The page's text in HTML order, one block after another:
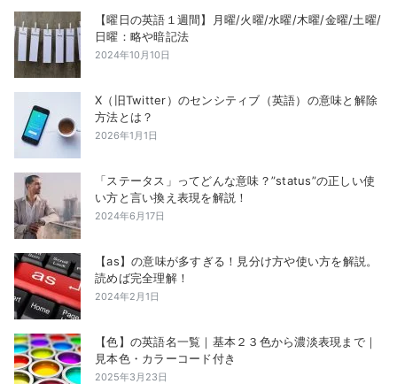
【曜日の英語１週間】月曜/火曜/水曜/木曜/金曜/土曜/
日曜：略や暗記法
2024年10月10日
X（旧Twitter）のセンシティブ（英語）の意味と解除
方法とは？
2026年1月1日
「ステータス」ってどんな意味？”status”の正しい使
い方と言い換え表現を解説！
2024年6月17日
【as】の意味が多すぎる！見分け方や使い方を解説。
読めば完全理解！
2024年2月1日
【色】の英語名一覧｜基本２３色から濃淡表現まで｜
見本色・カラーコード付き
2025年3月23日